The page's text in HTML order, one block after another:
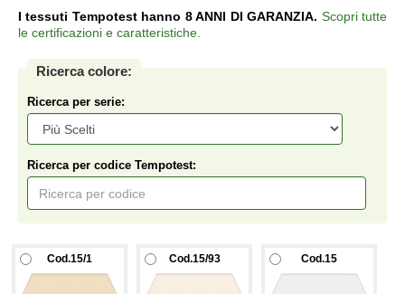
I tessuti Tempotest hanno 8 ANNI DI GARANZIA. Scopri tutte
le certificazioni e caratteristiche.
Ricerca colore:
Ricerca per serie:
Ricerca per codice Tempotest:
Cod.15/1 Cod.15/93 Cod.15